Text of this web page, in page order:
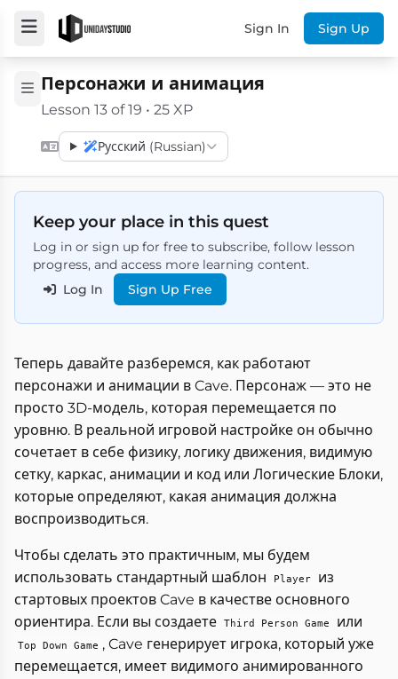
Sign In Sign Up
Персонажи и анимация
Lesson 13 of 19 • 25 XP
Русский (Russian)
Keep your place in this quest
Log in or sign up for free to subscribe, follow lesson
progress, and access more learning content.
Log In
Sign Up Free
Теперь давайте разберемся, как работают
персонажи и анимации в Cave. Персонаж — это не
просто 3D-модель, которая перемещается по
уровню. В реальной игровой настройке он обычно
сочетает в себе физику, логику движения, видимую
сетку, каркас, анимации и код или Логические Блоки,
которые определяют, какая анимация должна
воспроизводиться.
Чтобы сделать это практичным, мы будем
использовать стандартный шаблон
Player
из
стартовых проектов Cave в качестве основного
ориентира. Если вы создаете Third Person Game или
Top Down Game , Cave генерирует игрока, который уже
перемещается, имеет видимого анимированного